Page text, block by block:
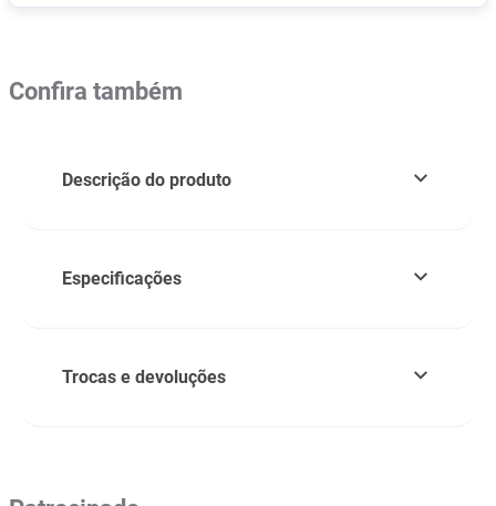
Confira também
Descrição do produto
Especificações
Trocas e devoluções